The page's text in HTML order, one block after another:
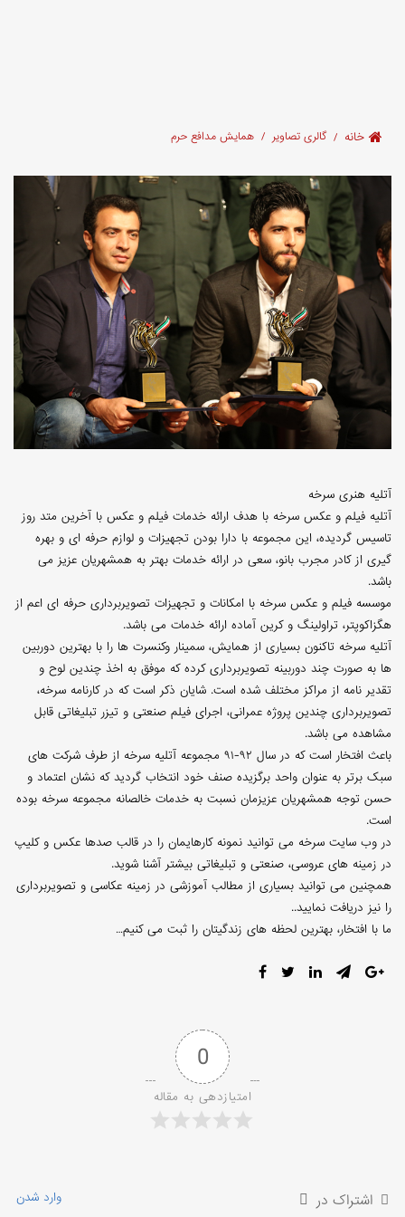
خانه گالری تصاویر همایش مدافع حرم
آتلیه هنری سرخه
آتلیه فیلم و عکس سرخه با هدف ارائه خدمات فیلم و عکس با آخرین متد روز
تاسیس گردیده، این مجموعه با دارا بودن تجهیزات و لوازم حرفه ای و بهره
گیری از کادر مجرب بانو، سعی در ارائه خدمات بهتر به همشهریان عزیز می
باشد.
موسسه فیلم و عکس سرخه با امکانات و تجهیزات تصویربرداری حرفه ای اعم از
هگزاکوپتر، تراولینگ و کرین آماده ارائه خدمات می باشد.
آتلیه سرخه تاکنون بسیاری از همایش، سمینار وکنسرت ها را با بهترین دوربین
ها به صورت چند دوربینه تصویربرداری کرده که موفق به اخذ چندین لوح و
تقدیر نامه از مراکز مختلف شده است. شایان ذکر است که در کارنامه سرخه،
تصویربرداری چندین پروژه عمرانی، اجرای فیلم صنعتی و تیزر تبلیغاتی قابل
مشاهده می باشد.
باعث افتخار است که در سال ۹۲-۹۱ مجموعه آتلیه سرخه از طرف شرکت های
سبک برتر به عنوان واحد برگزیده صنف خود انتخاب گردید که نشان اعتماد و
حسن توجه همشهریان عزیزمان نسبت به خدمات خالصانه مجموعه سرخه بوده
است.
در وب سایت سرخه می توانید نمونه کارهایمان را در قالب صدها عکس و کلیپ
در زمینه های عروسی، صنعتی و تبلیغاتی بیشتر آشنا شوید.
همچنین می توانید بسیاری از مطالب آموزشی در زمینه عکاسی و تصویربرداری
را نیز دریافت نمایید..
ما با افتخار، بهترین لحظه های زندگیتان را ثبت می کنیم…
0
امتیازدهی به مقاله
اشتراک در وارد شدن